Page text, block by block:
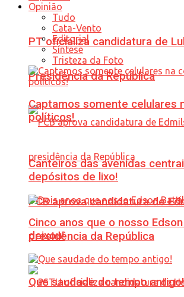
PT oficializa candidatura de
Presidência da República
PCB aprova candidatura de
presidência da República
Opinião
Tudo
Cata-Vento
Editorial
Síntese
Tristeza da Foto
Captamos somente celulares
políticos!
Canteiros das avenidas
depósitos de lixo!
Cinco anos que o nosso
deixou!
Que saudade do tempo antigo!